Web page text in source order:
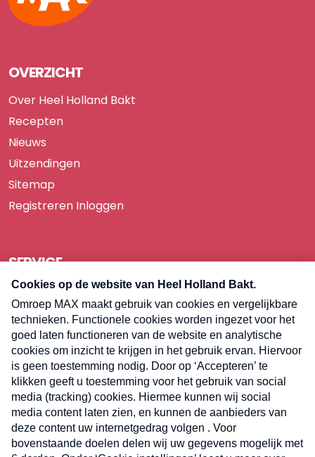
E-meel? Schrijf je in voor de
OVERZICHT
Over Heel Holland Bakt
Recepten
Nieuws
Uitzendingen
Sitemap
Registreren Inloggen
SERVICE
Over Omroep MAX
Pers
Contact
Algemene voorwaarden
Privacyverklaring
Cookieverklaring
Kwetsbaarheid melden
Registreren Inloggen